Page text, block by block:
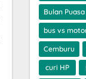
Bulan Puasa
bus vs
Cemburu
curi HP